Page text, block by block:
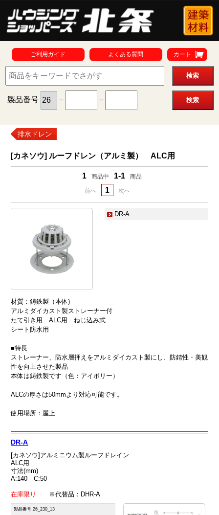
ご利用ガイド よくある質問 カート
製品番号 － －
排水ドレン
[カネソウ] ルーフドレン（アルミ製） ALC用
1 商品中 1-1 商品
前へ 1 次へ
DR-A
材質：鋳鉄製（本体)
アルミダイカスト製ストレーナー付
たて引き用 ALC用 ねじ込み式
シート防水用
■特長
ストレーナー、防水層押えをアルミダイカスト製にし、防錆性・美観
性を向上させた製品
本体は鋳鉄製です（色：アイボリー）
ALCの厚さは50mmより対応可能です。
使用場所：屋上
DR-A
[カネソウ]アルミニウム製ルーフドレイン
ALC用
寸法(mm)
A:140 C:50
在庫限り ※代替品：DHR-A
製品番号 26_230_13